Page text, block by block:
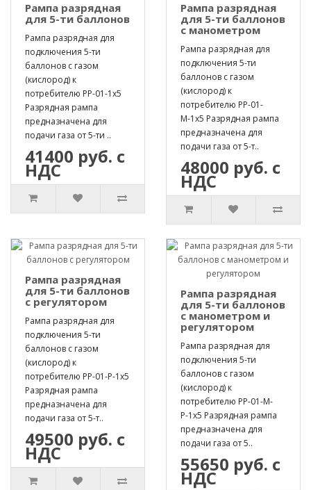
Рампа разрядная
для 5-ти баллонов
Рампа разрядная для
подключения 5-ти
баллонов с газом
(кислород) к
потребителю РР-01-1х5
Разрядная рампа
предназначена для
подачи газа от 5-ти ..
41400 руб. с
НДС
Рампа разрядная
для 5-ти баллонов
с манометром
Рампа разрядная для
подключения 5-ти
баллонов с газом
(кислород) к
потребителю РР-01-
М-1х5 Разрядная рампа
предназначена для
подачи газа от 5-т..
48000 руб. с
НДС
Рампа разрядная
для 5-ти баллонов
с регулятором
Рампа разрядная для
подключения 5-ти
баллонов с газом
(кислород) к
потребителю РР-01-Р-1х5
Разрядная рампа
предназначена для
подачи газа от 5-т..
49500 руб. с
НДС
Рампа разрядная
для 5-ти баллонов
с манометром и
регулятором
Рампа разрядная для
подключения 5-ти
баллонов с газом
(кислород) к
потребителю РР-01-М-
Р-1х5 Разрядная рампа
предназначена для
подачи газа от 5..
55650 руб. с
НДС